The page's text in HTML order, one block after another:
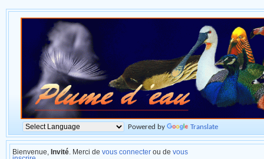
Powered by Translate
Bienvenue, Invité . Merci de vous connecter ou de vous